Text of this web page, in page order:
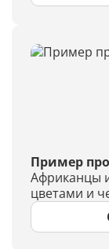
Пример
Африканцы
цветами и